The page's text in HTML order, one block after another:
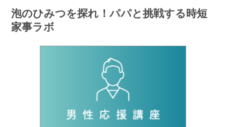
泡のひみつを探れ！パパと挑戦する時短
家事ラボ